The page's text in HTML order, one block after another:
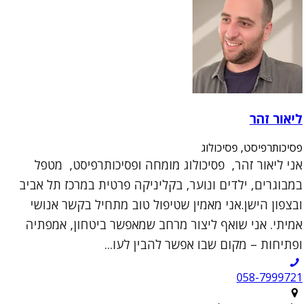
ליאור זהר
פסיכותרפיסט, פסיכולוג
אני ליאור זהר, פסיכולוג מומחה ופסיכותרפיסט, מטפל
במבוגרים, ילדים ונוער, בקליניקה פרטית במרכז תל אביב
ובצפון הישן.אני מאמין שטיפול טוב מתחיל בקשר אנושי
אמיתי. אני שואף ליצור מרחב שמאפשר ביטחון, אמפתיה
ופתיחות – מקום שבו אפשר להבין לעו...